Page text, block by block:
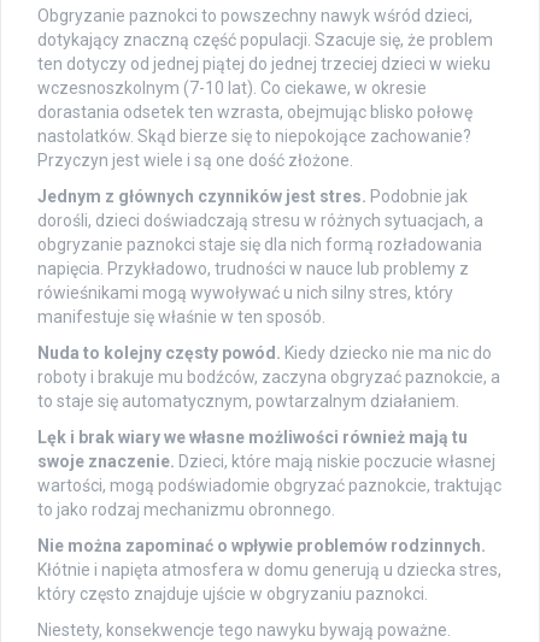
Obgryzanie paznokci to powszechny nawyk wśród dzieci,
dotykający znaczną część populacji. Szacuje się, że problem
ten dotyczy od jednej piątej do jednej trzeciej dzieci w wieku
wczesnoszkolnym (7-10 lat). Co ciekawe, w okresie
dorastania odsetek ten wzrasta, obejmując blisko połowę
nastolatków. Skąd bierze się to niepokojące zachowanie?
Przyczyn jest wiele i są one dość złożone.
Jednym z głównych czynników jest stres. Podobnie jak
dorośli, dzieci doświadczają stresu w różnych sytuacjach, a
obgryzanie paznokci staje się dla nich formą rozładowania
napięcia. Przykładowo, trudności w nauce lub problemy z
rówieśnikami mogą wywoływać u nich silny stres, który
manifestuje się właśnie w ten sposób.
Nuda to kolejny częsty powód. Kiedy dziecko nie ma nic do
roboty i brakuje mu bodźców, zaczyna obgryzać paznokcie, a
to staje się automatycznym, powtarzalnym działaniem.
Lęk i brak wiary we własne możliwości również mają tu
swoje znaczenie. Dzieci, które mają niskie poczucie własnej
wartości, mogą podświadomie obgryzać paznokcie, traktując
to jako rodzaj mechanizmu obronnego.
Nie można zapominać o wpływie problemów rodzinnych.
Kłótnie i napięta atmosfera w domu generują u dziecka stres,
który często znajduje ujście w obgryzaniu paznokci.
Niestety, konsekwencje tego nawyku bywają poważne.